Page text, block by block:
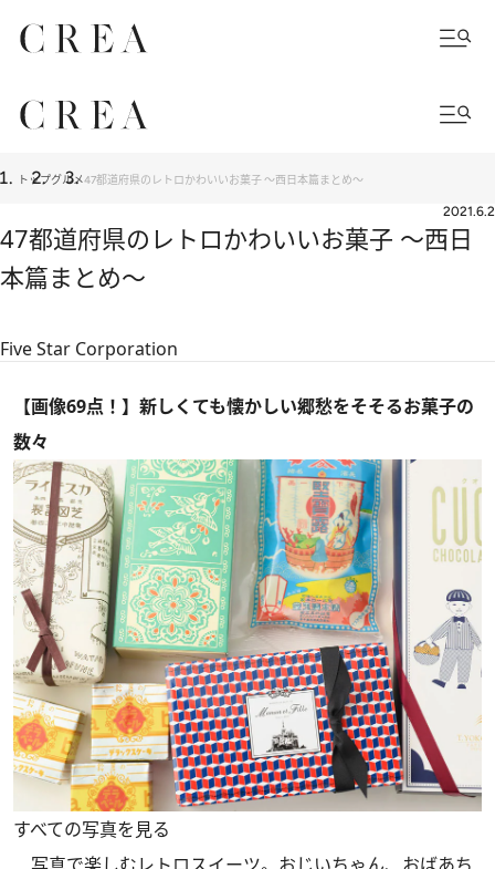
トップグルメ47都道府県のレトロかわいいお菓子 ～西日本篇まとめ～
2021.6.2
47都道府県のレトロかわいいお菓子 ～西日
本篇まとめ～
Five Star Corporation
【画像69点！】新しくても懐かしい郷愁をそそるお菓子の
数々
すべての写真を見る